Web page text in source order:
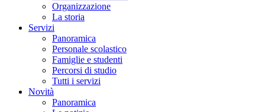
Organizzazione
La storia
Servizi
Panoramica
Personale scolastico
Famiglie e studenti
Percorsi di studio
Tutti i servizi
Novità
Panoramica